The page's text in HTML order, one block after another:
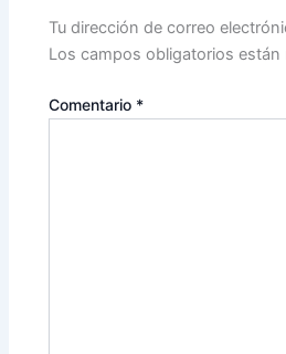
Tu dirección de correo
Los campos obligatorios están
Comentario *